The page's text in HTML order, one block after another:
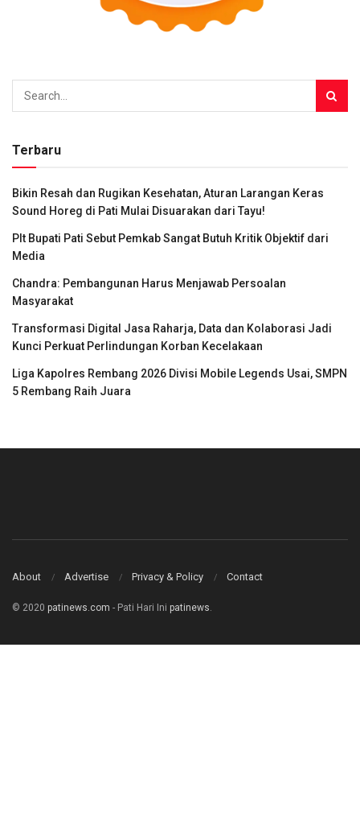
Terbaru
Bikin Resah dan Rugikan Kesehatan, Aturan Larangan Keras
Sound Horeg di Pati Mulai Disuarakan dari Tayu!
Plt Bupati Pati Sebut Pemkab Sangat Butuh Kritik Objektif dari
Media
Chandra: Pembangunan Harus Menjawab Persoalan
Masyarakat
Transformasi Digital Jasa Raharja, Data dan Kolaborasi Jadi
Kunci Perkuat Perlindungan Korban Kecelakaan
Liga Kapolres Rembang 2026 Divisi Mobile Legends Usai, SMPN
5 Rembang Raih Juara
About Advertise Privacy & Policy Contact
© 2020 patinews.com - Pati Hari Ini patinews